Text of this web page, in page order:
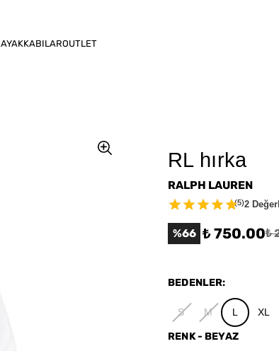
AYAKKABILAROUTLET
RL hırka
RALPH LAUREN
(5)2
%66 ₺ 750.00₺
BEDENLER:
S M XL
RENK- BEYAZ